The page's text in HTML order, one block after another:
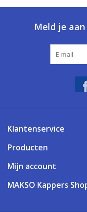
Meld je
Klantenservice
Producten
Mijn account
MAKSO Kappers